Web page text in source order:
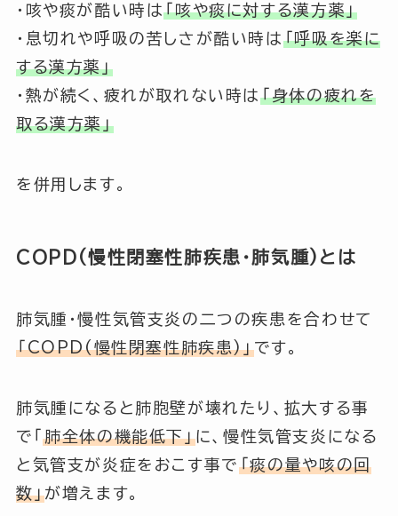
・咳や痰が酷い時は「咳や痰に対する漢方薬」
・息切れや呼吸の苦しさが酷い時は 「呼吸を楽に
する漢方薬」
・熱が続く、疲れが取れない時は「身体の疲れを
取る漢方薬」
を併用します。
COPD(慢性閉塞性肺疾患・肺気腫)とは
肺気腫・慢性気管支炎の二つの疾患を合わせて
「COPD(慢性閉塞性肺疾患)」です。
肺気腫になると肺胞壁が壊れたり、拡大する事
で
「肺全体の機能低下」に、慢性気管支炎になる
と気管支が炎症をおこす事で 「痰の量や咳の回
数」が増えます。